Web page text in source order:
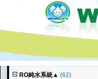
RO純水系統▲ (62)